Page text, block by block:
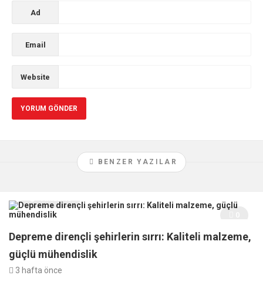
Ad
Email
Website
BENZER YAZILAR
Depreme dirençli şehirlerin sırrı: Kaliteli malzeme,
güçlü mühendislik
3 hafta önce